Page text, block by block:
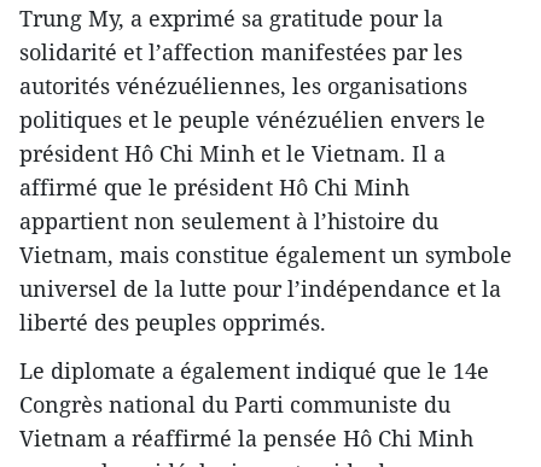
Trung My, a exprimé sa gratitude pour la
solidarité et l’affection manifestées par les
autorités vénézuéliennes, les organisations
politiques et le peuple vénézuélien envers le
président Hô Chi Minh et le Vietnam. Il a
affirmé que le président Hô Chi Minh
appartient non seulement à l’histoire du
Vietnam, mais constitue également un symbole
universel de la lutte pour l’indépendance et la
liberté des peuples opprimés.
Le diplomate a également indiqué que le 14e
Congrès national du Parti communiste du
Vietnam a réaffirmé la pensée Hô Chi Minh